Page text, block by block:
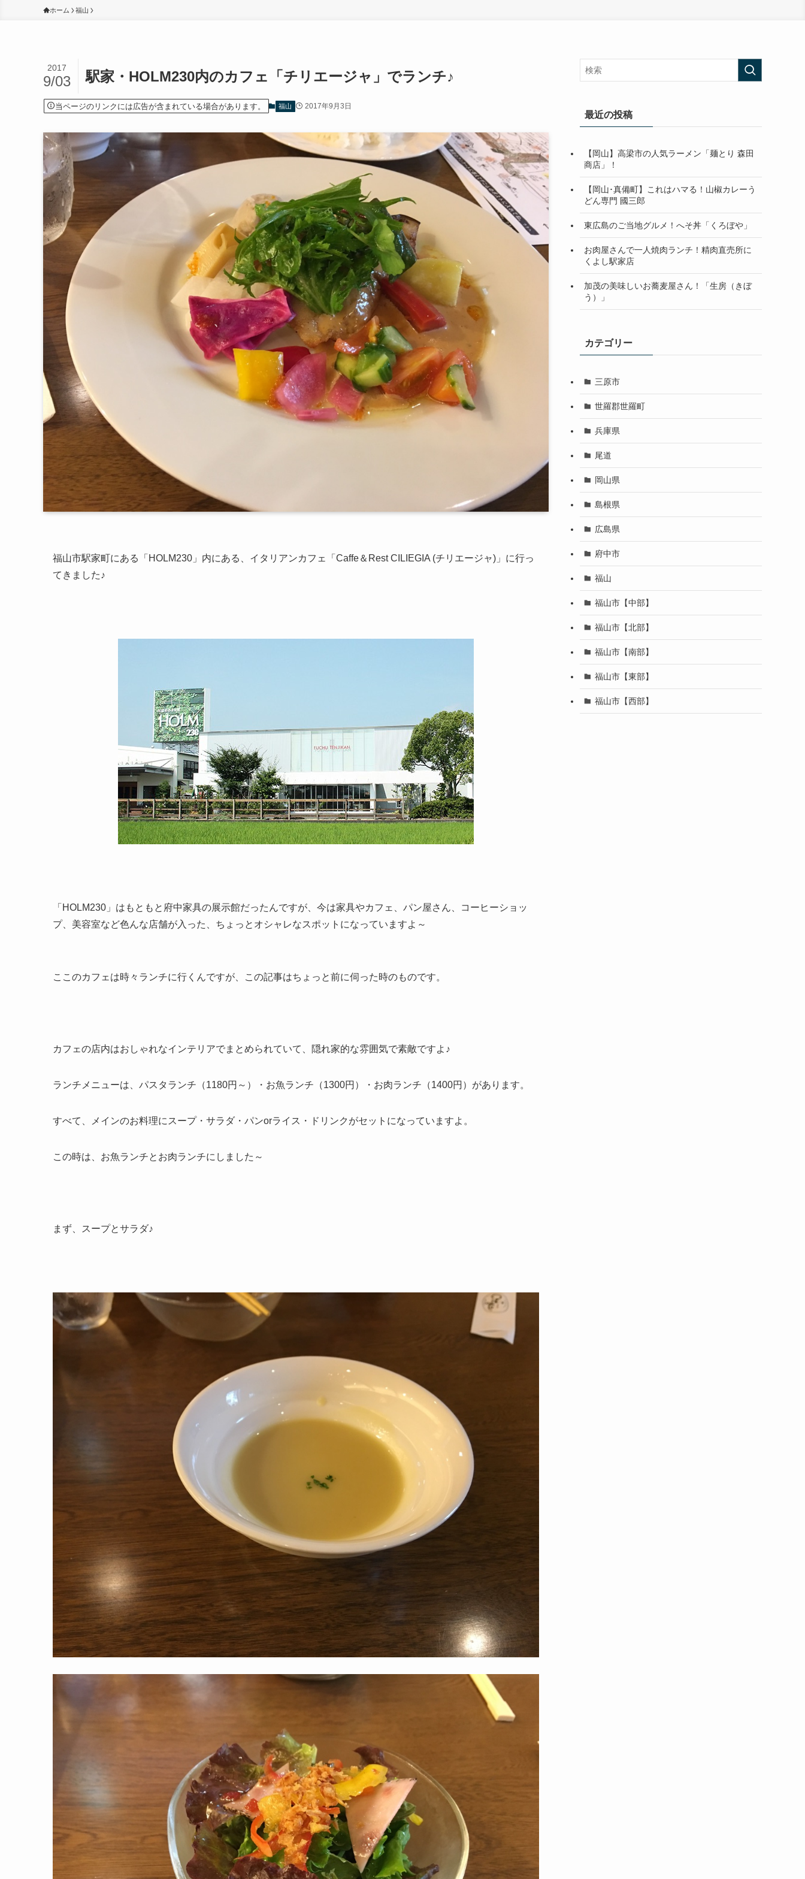
ホーム 福山
駅家・HOLM230内のカフェ「チリエージャ」でランチ♪
2017
9/03
当ページのリンクには広告が含まれている場合があります。 福山 2017年9月3日
福山市駅家町にある「HOLM230」内にある、イタリアンカフェ「Caffe＆Rest CILIEGIA (チリエージャ)」に行っ
てきました♪
「HOLM230」はもともと府中家具の展示館だったんですが、今は家具やカフェ、パン屋さん、コーヒーショッ
プ、美容室など色んな店舗が入った、ちょっとオシャレなスポットになっていますよ～
ここのカフェは時々ランチに行くんですが、この記事はちょっと前に伺った時のものです。
カフェの店内はおしゃれなインテリアでまとめられていて、隠れ家的な雰囲気で素敵ですよ♪
ランチメニューは、パスタランチ（1180円～）・お魚ランチ（1300円）・お肉ランチ（1400円）があります。
すべて、メインのお料理にスープ・サラダ・パンorライス・ドリンクがセットになっていますよ。
この時は、お魚ランチとお肉ランチにしました～
まず、スープとサラダ♪
最近の投稿
【岡山】高梁市の人気ラーメン「麺とり 森田
商店」！
【岡山･真備町】これはハマる！山椒カレーう
どん専門 國三郎
東広島のご当地グルメ！へそ丼「くろぼや」
お肉屋さんで一人焼肉ランチ！精肉直売所に
くよし駅家店
加茂の美味しいお蕎麦屋さん！「生房（きぼ
う）」
カテゴリー
三原市
世羅郡世羅町
兵庫県
尾道
岡山県
島根県
広島県
府中市
福山
福山市【中部】
福山市【北部】
福山市【南部】
福山市【東部】
福山市【西部】